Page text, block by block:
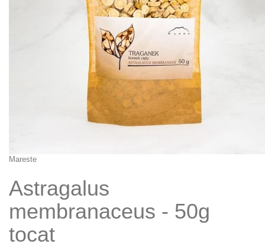
Mareste
Astragalus
membranaceus - 50g
tocat